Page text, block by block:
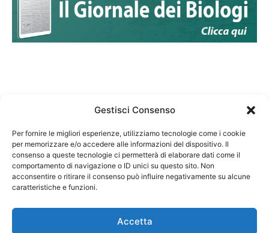
Gestisci Consenso
Per fornire le migliori esperienze, utilizziamo tecnologie come i cookie
per memorizzare e/o accedere alle informazioni del dispositivo. Il
consenso a queste tecnologie ci permetterà di elaborare dati come il
comportamento di navigazione o ID unici su questo sito. Non
acconsentire o ritirare il consenso può influire negativamente su alcune
caratteristiche e funzioni.
Accetta
Federazione Nazionale Degli Ordini dei Biologi:
codice fiscale 80069130583
Responsabile sito internet www.fnob.it: Vincenzo